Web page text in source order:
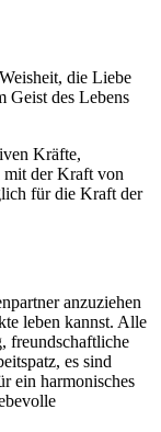
die Liebe
Geist des Lebens
Kräfte,
mit der Kraft von
für die Kraft der
anzuziehen
leben kannst. Alle
freundschaftliche
es sind
ein harmonisches